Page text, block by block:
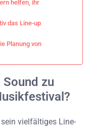
helfen, ihr
das Line-up
Planung von
zu
vielfältiges Line-